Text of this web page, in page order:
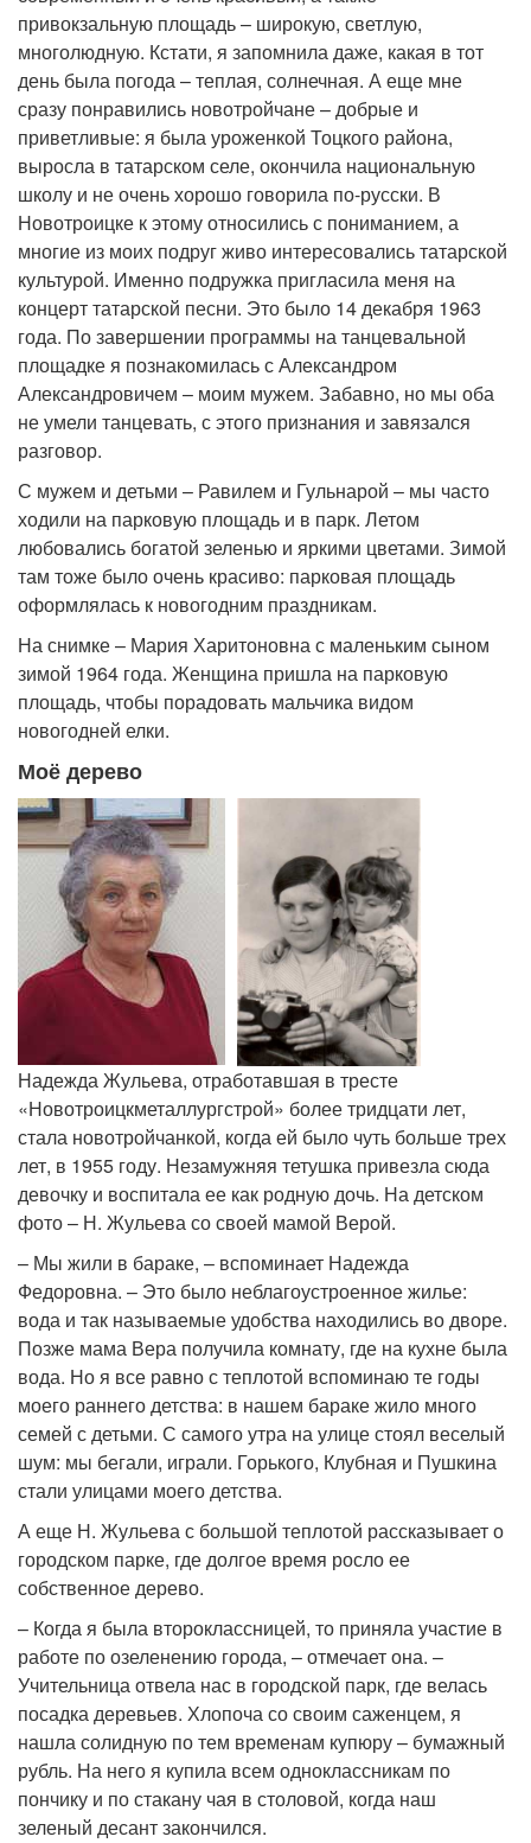
привокзальную площадь – широкую, светлую,
многолюдную. Кстати, я запомнила даже, какая в тот
день была погода – теплая, солнечная. А еще мне
сразу понравились новотройчане – добрые и
приветливые: я была уроженкой Тоцкого района,
выросла в татарском селе, окончила национальную
школу и не очень хорошо говорила по-русски. В
Новотроицке к этому относились с пониманием, а
многие из моих подруг живо интересовались татарской
культурой. Именно подружка пригласила меня на
концерт татарской песни. Это было 14 декабря 1963
года. По завершении программы на танцевальной
площадке я познакомилась с Александром
Александровичем – моим мужем. Забавно, но мы оба
не умели танцевать, с этого признания и завязался
разговор.
С мужем и детьми – Равилем и Гульнарой – мы часто
ходили на парковую площадь и в парк. Летом
любовались богатой зеленью и яркими цветами. Зимой
там тоже было очень красиво: парковая площадь
оформлялась к новогодним праздникам.
На снимке – Мария Харитоновна с маленьким сыном
зимой 1964 года. Женщина пришла на парковую
площадь, чтобы порадовать мальчика видом
новогодней елки.
Моё дерево
Надежда Жульева, отработавшая в тресте
«Новотроицкметаллургстрой» более тридцати лет,
стала новотройчанкой, когда ей было чуть больше трех
лет, в 1955 году. Незамужняя тетушка привезла сюда
девочку и воспитала ее как родную дочь. На детском
фото – Н. Жульева со своей мамой Верой.
– Мы жили в бараке, – вспоминает Надежда
Федоровна. – Это было неблагоустроенное жилье:
вода и так называемые удобства находились во дворе.
Позже мама Вера получила комнату, где на кухне была
вода. Но я все равно с теплотой вспоминаю те годы
моего раннего детства: в нашем бараке жило много
семей с детьми. С самого утра на улице стоял веселый
шум: мы бегали, играли. Горького, Клубная и Пушкина
стали улицами моего детства.
А еще Н. Жульева с большой теплотой рассказывает о
городском парке, где долгое время росло ее
собственное дерево.
– Когда я была второклассницей, то приняла участие в
работе по озеленению города, – отмечает она. –
Учительница отвела нас в городской парк, где велась
посадка деревьев. Хлопоча со своим саженцем, я
нашла солидную по тем временам купюру – бумажный
рубль. На него я купила всем одноклассникам по
пончику и по стакану чая в столовой, когда наш
зеленый десант закончился.